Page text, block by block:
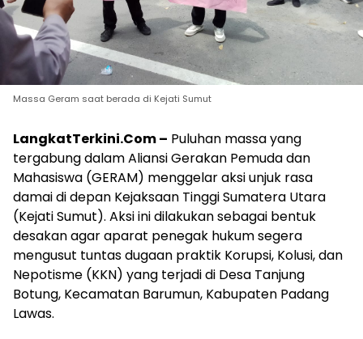
Massa Geram saat berada di Kejati Sumut
LangkatTerkini.Com – Puluhan massa yang
tergabung dalam Aliansi Gerakan Pemuda dan
Mahasiswa (GERAM) menggelar aksi unjuk rasa
damai di depan Kejaksaan Tinggi Sumatera Utara
(Kejati Sumut). Aksi ini dilakukan sebagai bentuk
desakan agar aparat penegak hukum segera
mengusut tuntas dugaan praktik Korupsi, Kolusi, dan
Nepotisme (KKN) yang terjadi di Desa Tanjung
Botung, Kecamatan Barumun, Kabupaten Padang
Lawas.